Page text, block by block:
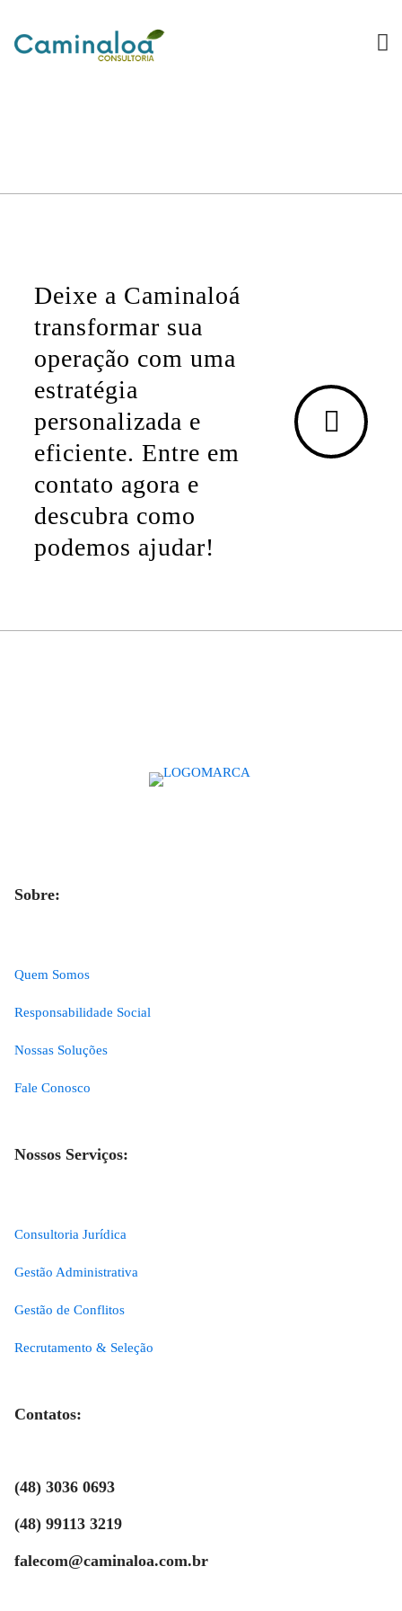
Deixe a Caminaloá
transformar sua
operação com uma
estratégia
personalizada e
eficiente. Entre em
contato agora e
descubra como
podemos ajudar!
Sobre:
Quem Somos
Responsabilidade Social
Nossas Soluções
Fale Conosco
Nossos Serviços:
Consultoria Jurídica
Gestão Administrativa
Gestão de Conflitos
Recrutamento & Seleção
Contatos:
(48) 3036 0693
(48) 99113 3219
falecom@caminaloa.com.br